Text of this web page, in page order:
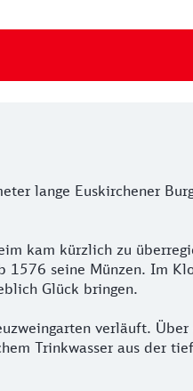
lange Euskirchener
kam kürzlich zu
seine Münzen. Im
Glück bringen.
verläuft.
Trinkwasser aus der